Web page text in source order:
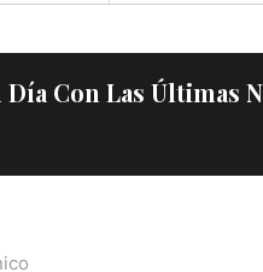
Con Las Últimas